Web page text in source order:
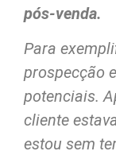
pós-venda.
Para
prospecção
potenciais.
cliente
estou sem